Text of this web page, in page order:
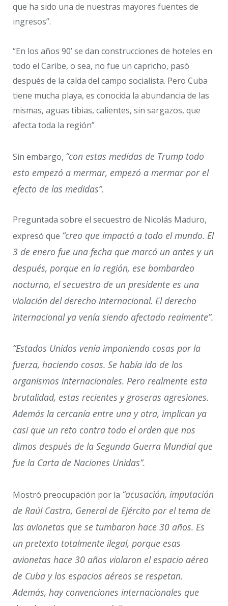
que ha sido una de nuestras mayores fuentes de
ingresos”.
“En los años 90’ se dan construcciones de hoteles en
todo el Caribe, o sea, no fue un capricho, pasó
después de la caída del campo socialista. Pero Cuba
tiene mucha playa, es conocida la abundancia de las
mismas, aguas tibias, calientes, sin sargazos, que
afecta toda la región”
Sin embargo, “con estas medidas de Trump todo
esto empezó a mermar, empezó a mermar por el
efecto de las medidas”.
Preguntada sobre el secuestro de Nicolás Maduro,
expresó que “creo que impactó a todo el mundo. El
3 de enero fue una fecha que marcó un antes y un
después, porque en la región, ese bombardeo
nocturno, el secuestro de un presidente es una
violación del derecho internacional. El derecho
internacional ya venía siendo afectado realmente”.
“Estados Unidos venía imponiendo cosas por la
fuerza, haciendo cosas. Se había ido de los
organismos internacionales. Pero realmente esta
brutalidad, estas recientes y groseras agresiones.
Además la cercanía entre una y otra, implican ya
casi que un reto contra todo el orden que nos
dimos después de la Segunda Guerra Mundial que
fue la Carta de Naciones Unidas”.
Mostró preocupación por la “acusación, imputación
de Raúl Castro, General de Ejército por el tema de
las avionetas que se tumbaron hace 30 años. Es
un pretexto totalmente ilegal, porque esas
avionetas hace 30 años violaron el espacio aéreo
de Cuba y los espacios aéreos se respetan.
Además, hay convenciones internacionales que